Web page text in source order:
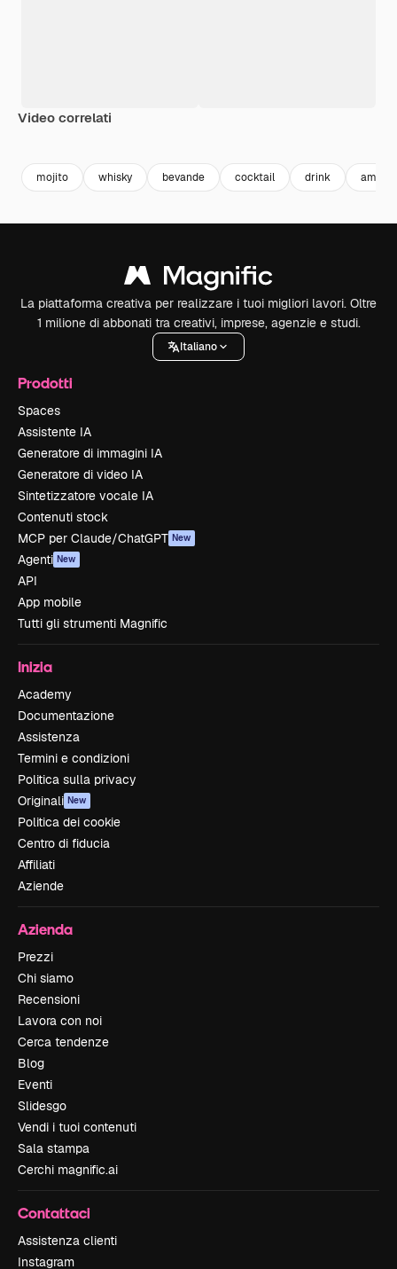
Video correlati
mojito whisky bevande cocktail drink amaro
La piattaforma creativa per realizzare i tuoi migliori lavori. Oltre
1 milione di abbonati tra creativi, imprese, agenzie e studi.
Italiano
Prodotti
Spaces
Assistente IA
Generatore di immagini IA
Generatore di video IA
Sintetizzatore vocale IA
Contenuti stock
MCP per Claude/ChatGPT New
Agenti New
API
App mobile
Tutti gli strumenti Magnific
Inizia
Academy
Documentazione
Assistenza
Termini e condizioni
Politica sulla privacy
Originali New
Politica dei cookie
Centro di fiducia
Affiliati
Aziende
Azienda
Prezzi
Chi siamo
Recensioni
Lavora con noi
Cerca tendenze
Blog
Eventi
Slidesgo
Vendi i tuoi contenuti
Sala stampa
Cerchi magnific.ai
Contattaci
Assistenza clienti
Instagram